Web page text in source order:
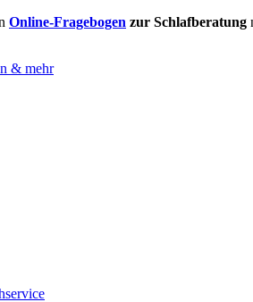
Online-Fragebogen zur Schlafberatung
& mehr